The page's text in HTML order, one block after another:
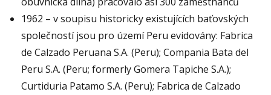
1962 – v soupisu historicky existujících baťovských
společností jsou pro území Peru evidovány: Fabrica
de Calzado Peruana S.A. (Peru); Compania Bata del
Peru S.A. (Peru; formerly Gomera Tapiche S.A.);
Curtiduria Patamo S.A. (Peru); Fabrica de Calzado